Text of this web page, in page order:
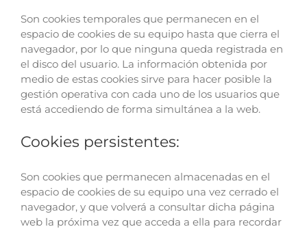
Son cookies temporales que permanecen en el
espacio de cookies de su equipo hasta que cierra el
navegador, por lo que ninguna queda registrada en
el disco del usuario. La información obtenida por
medio de estas cookies sirve para hacer posible la
gestión operativa con cada uno de los usuarios que
está accediendo de forma simultánea a la web.
Cookies persistentes:
Son cookies que permanecen almacenadas en el
espacio de cookies de su equipo una vez cerrado el
navegador, y que volverá a consultar dicha página
web la próxima vez que acceda a ella para recordar